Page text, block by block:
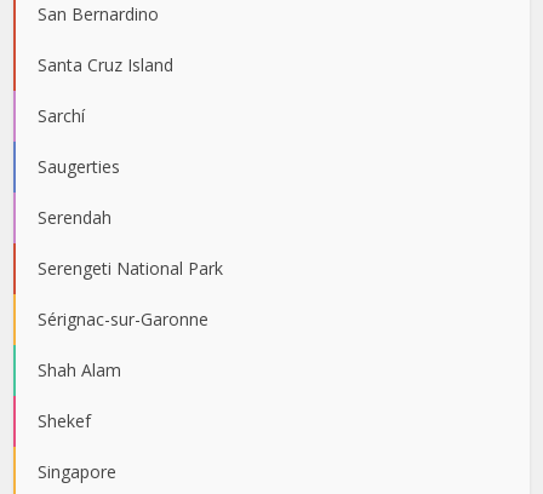
San Bernardino
Santa Cruz Island
Sarchí
Saugerties
Serendah
Serengeti National Park
Sérignac-sur-Garonne
Shah Alam
Shekef
Singapore